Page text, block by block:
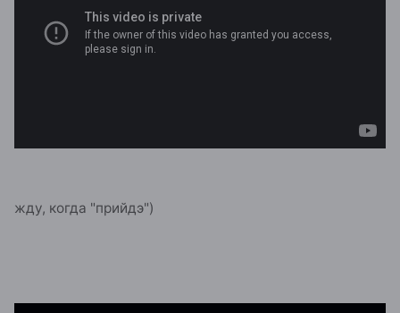
жду, когда "прийдэ")